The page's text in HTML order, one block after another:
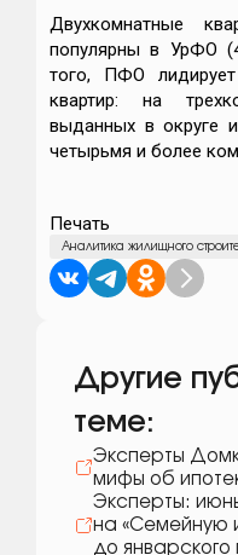
Двухкомнатные
популярны в УрФО
того, ПФО
квартир: на
выданных в округе
четырьмя и более
Печать
Аналитика жилищного
Другие
теме:
Эксперты
мифы об
Эксперты:
на «Семейную
до январского